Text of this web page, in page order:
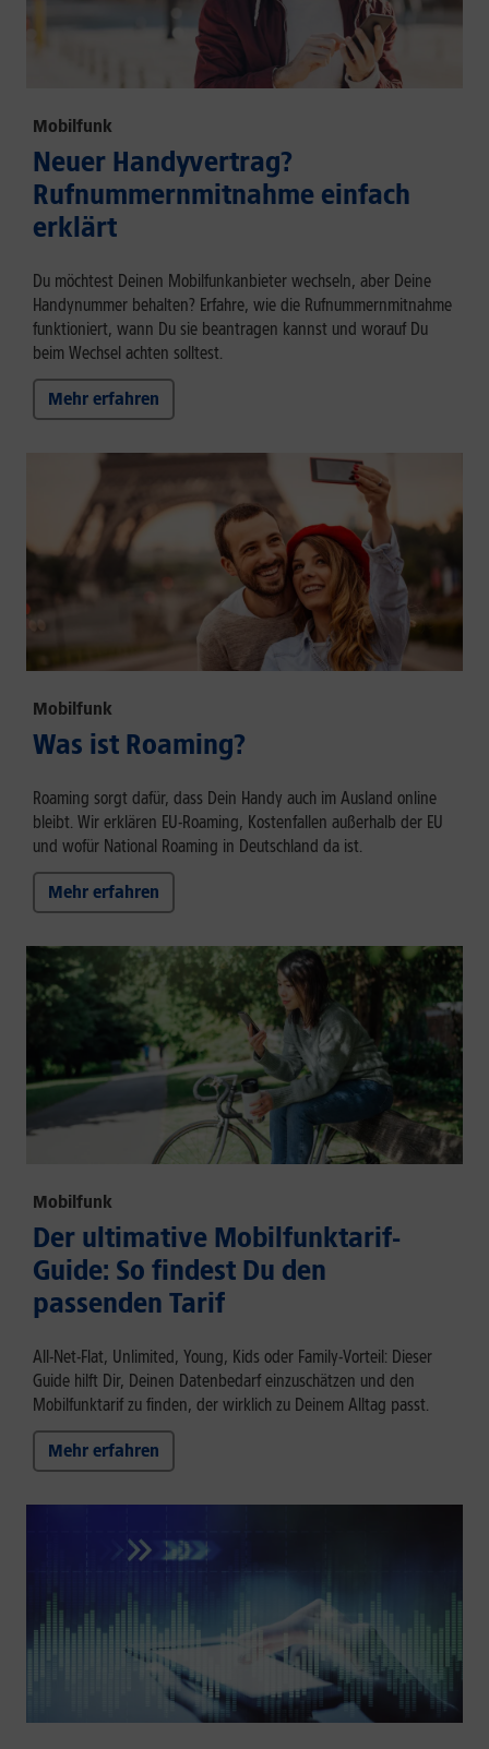
Mobilfunk
Neuer Handyvertrag?
Rufnummernmitnahme einfach
erklärt
Du möchtest Deinen Mobilfunkanbieter wechseln, aber Deine
Handynummer behalten? Erfahre, wie die Rufnummernmitnahme
funktioniert, wann Du sie beantragen kannst und worauf Du
beim Wechsel achten solltest.
Mehr erfahren
Mobilfunk
Was ist Roaming?
Roaming sorgt dafür, dass Dein Handy auch im Ausland online
bleibt. Wir erklären EU-Roaming, Kostenfallen außerhalb der EU
und wofür National Roaming in Deutschland da ist.
Mehr erfahren
Mobilfunk
Der ultimative Mobilfunktarif-
Guide: So findest Du den
passenden Tarif
All-Net-Flat, Unlimited, Young, Kids oder Family-Vorteil: Dieser
Guide hilft Dir, Deinen Datenbedarf einzuschätzen und den
Mobilfunktarif zu finden, der wirklich zu Deinem Alltag passt.
Mehr erfahren